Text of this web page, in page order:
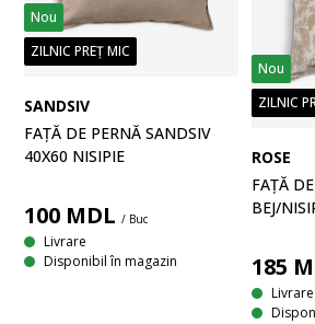
Nou
ZILNIC PREȚ MIC
SANDSIV
FAȚĂ DE PERNĂ SANDSIV
40X60 NISIPIE
100 MDL / Buc
Livrare
Disponibil în magazin
Nou
ZILNIC
ROSE
FAȚĂ
BEJ/
185
Livrare